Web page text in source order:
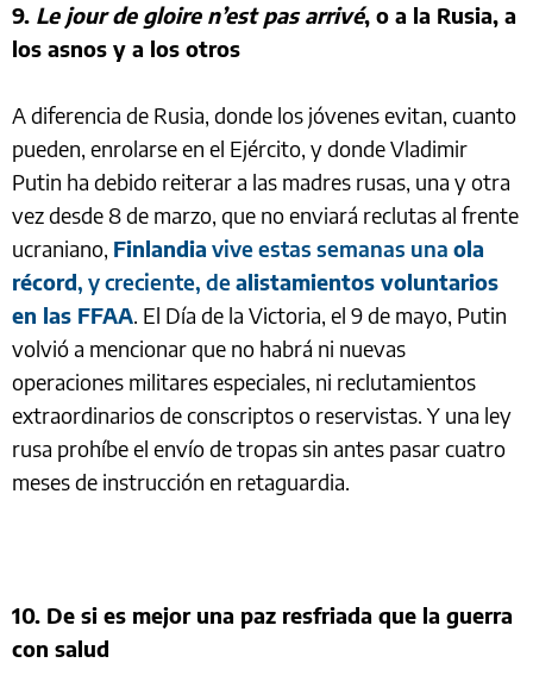
9. Le jour de gloire n’est pas arrivé, o a la Rusia, a
los asnos y a los otros
A diferencia de Rusia, donde los jóvenes evitan, cuanto
pueden, enrolarse en el Ejército, y donde Vladimir
Putin ha debido reiterar a las madres rusas, una y otra
vez desde 8 de marzo, que no enviará reclutas al frente
ucraniano, Finlandia vive estas semanas una ola
récord, y creciente, dealistamientos voluntarios
en las FFAA. El Día de la Victoria, el 9 de mayo, Putin
volvió a mencionar que no habrá ni nuevas
operaciones militares especiales, ni reclutamientos
extraordinarios de conscriptos o reservistas. Y una ley
rusa prohíbe el envío de tropas sin antes pasar cuatro
meses de instrucción en retaguardia.
10. De si es mejor una paz resfriada que la guerra
con salud